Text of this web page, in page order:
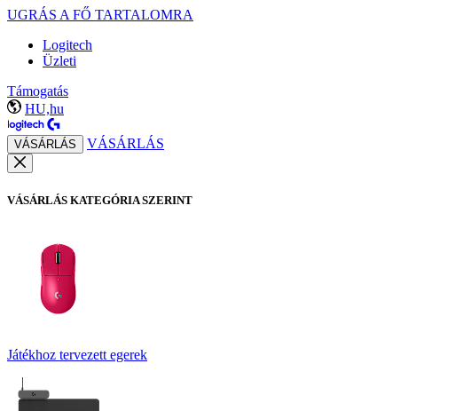
UGRÁS A FŐ TARTALOMRA
Logitech
Üzleti
Támogatás
HU,hu
VÁSÁRLÁS VÁSÁRLÁS
VÁSÁRLÁS KATEGÓRIA SZERINT
Játékhoz tervezett egerek